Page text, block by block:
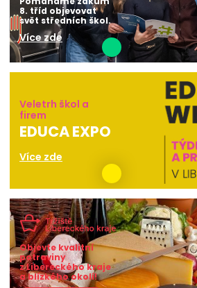
8. tříd objevovat
svět středních škol.
Více zde
Veletrh škol a
firem
EDUCA EXPO
Více zde
Objevte kvalitní
potraviny
z Libereckého kraje
a blízkého okolí!